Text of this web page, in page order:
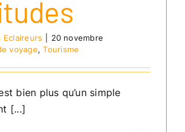
20 novembre
voyage,Tourisme
bien plus qu’un simple
[...]